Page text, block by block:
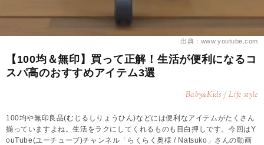
出典：www.youtube.com
【100均＆無印】買って正解！生活が便利になるコ
スパ高のおすすめアイテム3選
Baby&Kids / Life style
100均や無印良品(むじるしりょうひん)などには便利なアイテムがたくさん
揃っていますよね。生活をラクにしてくれるものも目白押しです。今回はY
ouTube(ユーチューブ)チャンネル「らくらく奥様 / Natsuko」さんの動画